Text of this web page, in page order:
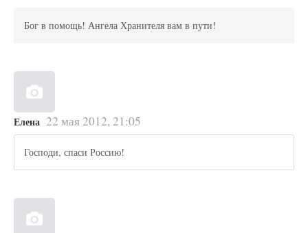
Бог в помощь! Ангела Хранителя вам в пути!
Елена 22 мая 2012, 21:05
Господи, спаси Россию!